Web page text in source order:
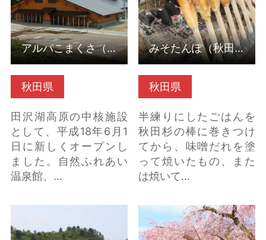
秋田県
田沢湖高原の中核施設
として、平成18年6月1
日に新しくオープンし
ました。自然ふれあい
温泉館、…
アルパこまくさ（秋田県仙北市）
秋田県
半練りにしたごはんを
秋田杉の棒に巻きつけ
てから、味噌だれを塗
って焼いたもの、また
は焼いて…
みそたんぽ（秋田県仙北市）
県仙北市） の詳細はこ
ちら
角館のシダレザクラ の
詳細はこちら